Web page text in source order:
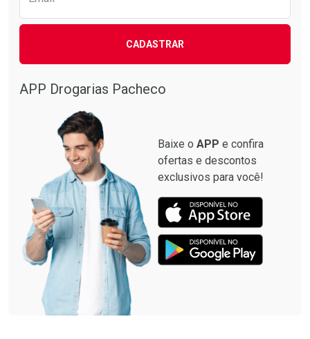
Comprar sem Desconto
Comprar sem Desconto
Por R$ 22,90/cada
CADASTRAR
APP Drogarias Pacheco
Baixe o APP e confira
ofertas e descontos
exclusivos para você!